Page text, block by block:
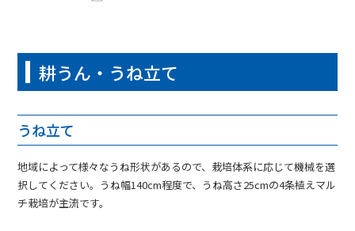
耕うん・うね立て
うね立て
地域によって様々なうね形状があるので、栽培体系に応じて機械を選
択してください。うね幅140cm程度で、うね高さ25cmの4条植えマル
チ栽培が主流です。